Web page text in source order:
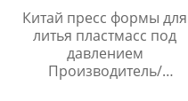
Китай пресс формы для
литья пластмасс под
давлением
Производитель/